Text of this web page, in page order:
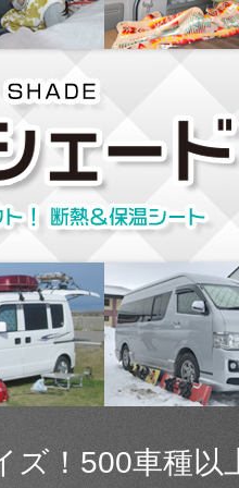
ズ！500車種以